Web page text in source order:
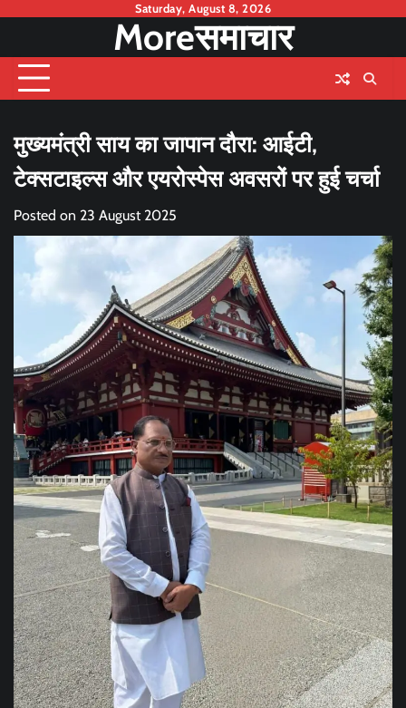
content
Saturday, August 8, 2026
Moreसमाचार
मुख्यमंत्री साय का जापान दौरा: आईटी,
टेक्सटाइल्स और एयरोस्पेस अवसरों पर हुई चर्चा
Posted on 23 August 2025